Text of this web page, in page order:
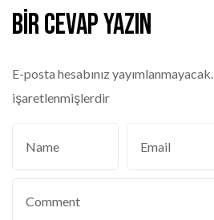
Bir cevap yazın
E-posta hesabınız yayımlanmayacak.
işaretlenmişlerdir